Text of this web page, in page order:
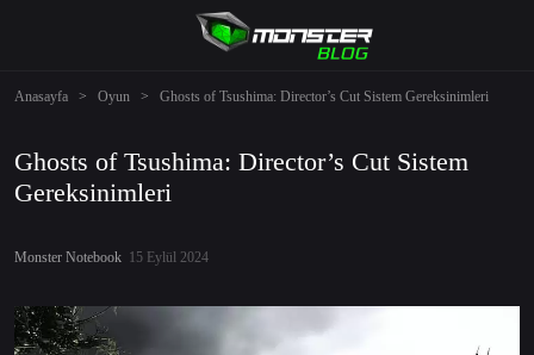
Anasayfa > Oyun > Ghosts of Tsushima: Director’s Cut Sistem Gereksinimleri
Ghosts of Tsushima: Director’s Cut Sistem
Gereksinimleri
Monster Notebook 15 Eylül 2024